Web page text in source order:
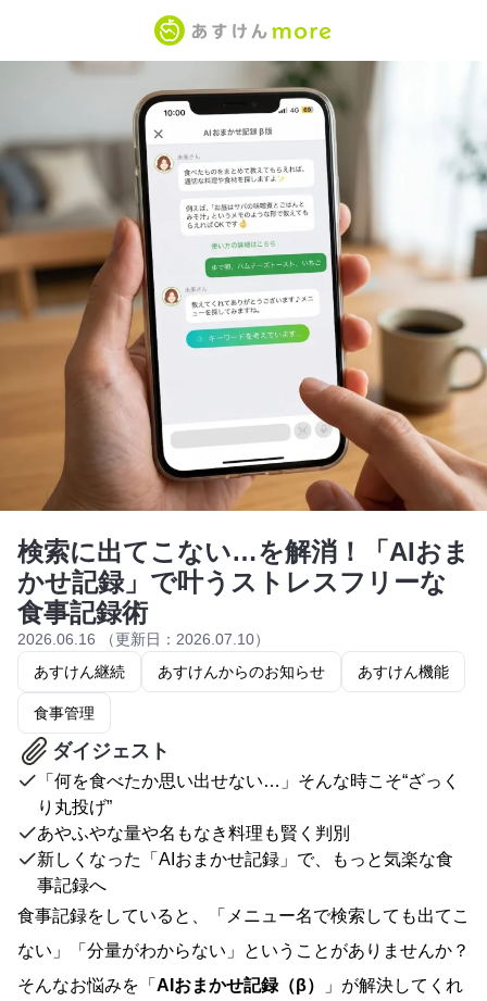
検索に出てこない…を解消！「AIおま
かせ記録」で叶うストレスフリーな
食事記録術
2026.06.16 （更新日：2026.07.10）
あすけん継続
あすけんからのお知らせ あすけん機能
食事管理
ダイジェスト
「何を食べたか思い出せない…」そんな時こそ“ざっく
り丸投げ”
あやふやな量や名もなき料理も賢く判別
新しくなった「AIおまかせ記録」で、もっと気楽な食
事記録へ
食事記録をしていると、「メニュー名で検索しても出てこ
ない」「分量がわからない」ということがありませんか？
そんなお悩みを「 AIおまかせ記録（β）
」が解決してくれ